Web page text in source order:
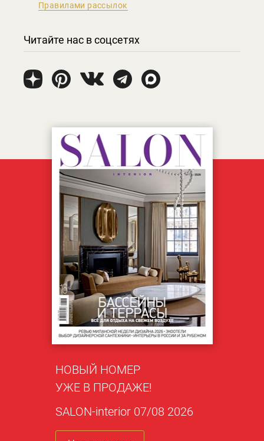
Правилами рассылок
Читайте нас в соцсетях
НОВЫЙ НОМЕР
УЖЕ В ПРОДАЖЕ!
SALON-interior 07/08 2026